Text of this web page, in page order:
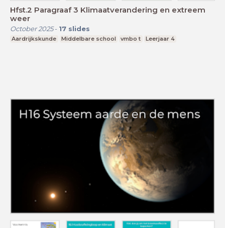
Hfst.2 Paragraaf 3 Klimaatverandering en extreem
weer
October 2025- 17 slides
Aardrijkskunde Middelbare school vmbo t Leerjaar 4